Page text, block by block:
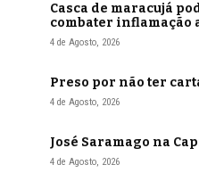
Casca de maracujá
combater inflamação
4 de Agosto, 2026
Preso por não ter
4 de Agosto, 2026
José Saramago na
4 de Agosto, 2026